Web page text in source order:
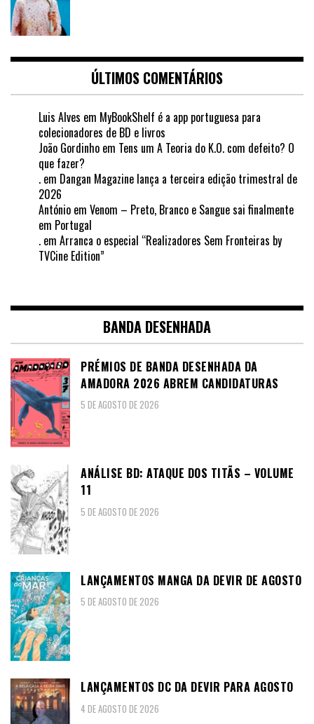
ÚLTIMOS COMENTÁRIOS
Luis Alves em MyBookShelf é a app portuguesa para
colecionadores de BD e livros
João Gordinho em Tens um A Teoria do K.O. com defeito? O
que fazer?
. em Dangan Magazine lança a terceira edição trimestral de
2026
António em Venom – Preto, Branco e Sangue sai finalmente
em Portugal
. em Arranca o especial “Realizadores Sem Fronteiras by
TVCine Edition”
BANDA DESENHADA
PRÉMIOS DE BANDA DESENHADA DA
AMADORA 2026 ABREM CANDIDATURAS
5 DE AGOSTO DE 2026
ANÁLISE BD: ATAQUE DOS TITÃS – VOLUME
11
5 DE AGOSTO DE 2026
LANÇAMENTOS MANGA DA DEVIR DE AGOSTO
5 DE AGOSTO DE 2026
LANÇAMENTOS DC DA DEVIR PARA AGOSTO
4 DE AGOSTO DE 2026